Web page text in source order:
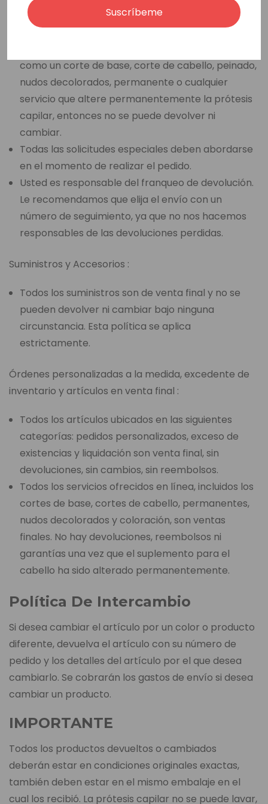
artículo devuelto no está en su estado y embalaje
originales.
como un corte de base, corte de cabello, peinado,
nudos decolorados, permanente o cualquier
servicio que altere permanentemente la prótesis
capilar, entonces no se puede devolver ni
cambiar.
Todas las solicitudes especiales deben abordarse
en el momento de realizar el pedido.
Usted es responsable del franqueo de devolución.
Le recomendamos que elija el envío con un
número de seguimiento, ya que no nos hacemos
responsables de las devoluciones perdidas.
Suministros y Accesorios :
Todos los suministros son de venta final y no se
pueden devolver ni cambiar bajo ninguna
circunstancia. Esta política se aplica
estrictamente.
Órdenes personalizadas a la medida, excedente de
inventario y artículos en venta final :
Todos los artículos ubicados en las siguientes
categorías: pedidos personalizados, exceso de
existencias y liquidación son venta final, sin
devoluciones, sin cambios, sin reembolsos.
Todos los servicios ofrecidos en línea, incluidos los
cortes de base, cortes de cabello, permanentes,
nudos decolorados y coloración, son ventas
finales. No hay devoluciones, reembolsos ni
garantías una vez que el suplemento para el
cabello ha sido alterado permanentemente.
Política De Intercambio
Si desea cambiar el artículo por un color o producto
diferente, devuelva el artículo con su número de
pedido y los detalles del artículo por el que desea
cambiarlo. Se cobrarán los gastos de envío si desea
cambiar un producto.
IMPORTANTE
Todos los productos devueltos o cambiados
deberán estar en condiciones originales exactas,
también deben estar en el mismo embalaje en el
cual los recibió. La prótesis capilar no se puede lavar,
Suscríbeme